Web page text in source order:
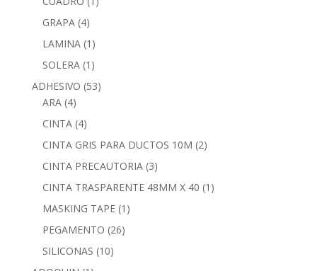
GRAPA (4)
LAMINA (1)
SOLERA (1)
ADHESIVO (53)
ARA (4)
CINTA (4)
CINTA GRIS PARA DUCTOS 10M (2)
CINTA PRECAUTORIA (3)
CINTA TRASPARENTE 48MM X 40 (1)
MASKING TAPE (1)
PEGAMENTO (26)
SILICONAS (10)